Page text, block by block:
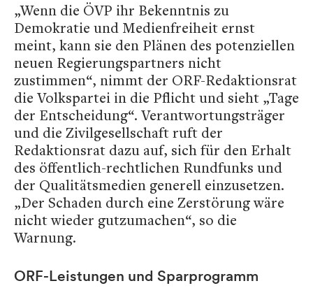
„Wenn die ÖVP ihr Bekenntnis zu
Demokratie und Medienfreiheit ernst
meint, kann sie den Plänen des potenziellen
neuen Regierungspartners nicht
zustimmen“, nimmt der ORF-Redaktionsrat
die Volkspartei in die Pflicht und sieht „Tage
der Entscheidung“. Verantwortungsträger
und die Zivilgesellschaft ruft der
Redaktionsrat dazu auf, sich für den Erhalt
des öffentlich-rechtlichen Rundfunks und
der Qualitätsmedien generell einzusetzen.
„Der Schaden durch eine Zerstörung wäre
nicht wieder gutzumachen“, so die
Warnung.
ORF-Leistungen und Sparprogramm